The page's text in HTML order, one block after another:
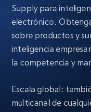
Supply para
electrónico.
sobre productos y
inteligencia
la competencia y
Escala global:
multicanal de